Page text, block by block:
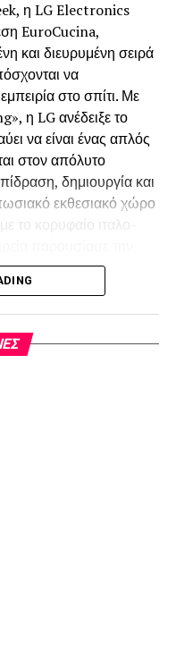
η LG Electronics
EuroCucina,
και διευρυμένη σειρά
να
στο σπίτι. Με
η LG ανέδειξε το
να είναι ένας απλός
στον απόλυτο
δημιουργία και
εκθεσιακό χώρο
το κορυφαίο ιταλο-
Suite (SKS) και
εξατομικευμένες
με τις απαιτητικές
design.
καινοτομίες που